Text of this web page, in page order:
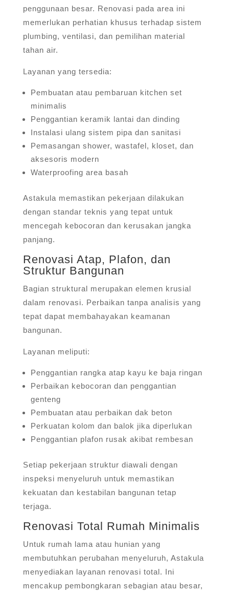
penggunaan besar. Renovasi pada area ini
memerlukan perhatian khusus terhadap sistem
plumbing, ventilasi, dan pemilihan material
tahan air.
Layanan yang tersedia:
Pembuatan atau pembaruan kitchen set
minimalis
Penggantian keramik lantai dan dinding
Instalasi ulang sistem pipa dan sanitasi
Pemasangan shower, wastafel, kloset, dan
aksesoris modern
Waterproofing area basah
Astakula memastikan pekerjaan dilakukan
dengan standar teknis yang tepat untuk
mencegah kebocoran dan kerusakan jangka
panjang.
Renovasi Atap, Plafon, dan
Struktur Bangunan
Bagian struktural merupakan elemen krusial
dalam renovasi. Perbaikan tanpa analisis yang
tepat dapat membahayakan keamanan
bangunan.
Layanan meliputi:
Penggantian rangka atap kayu ke baja ringan
Perbaikan kebocoran dan penggantian
genteng
Pembuatan atau perbaikan dak beton
Perkuatan kolom dan balok jika diperlukan
Penggantian plafon rusak akibat rembesan
Setiap pekerjaan struktur diawali dengan
inspeksi menyeluruh untuk memastikan
kekuatan dan kestabilan bangunan tetap
terjaga.
Renovasi Total Rumah Minimalis
Untuk rumah lama atau hunian yang
membutuhkan perubahan menyeluruh, Astakula
menyediakan layanan renovasi total. Ini
mencakup pembongkaran sebagian atau besar,